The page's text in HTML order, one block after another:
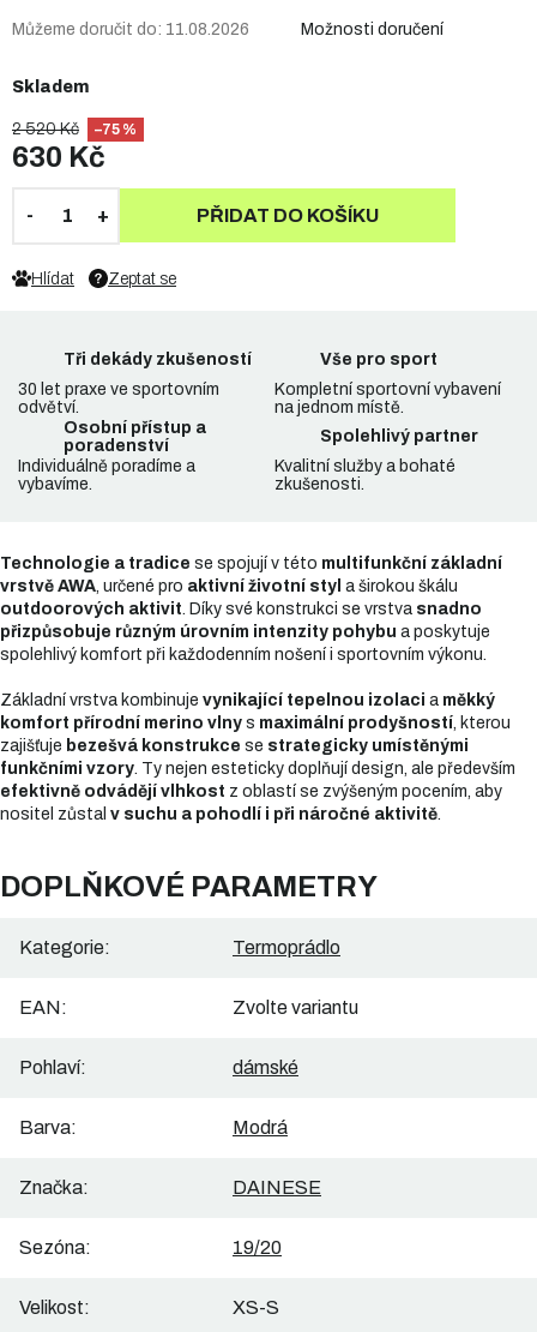
2 520 Kč –75 %
630 Kč
Skladem
Můžeme doručit do: 11.08.2026 Možnosti doručení
PŘIDAT DO KOŠÍKU
Zeptat se
Hlídat
Tři dekády zkušeností
30 let praxe ve sportovním
odvětví.
Vše pro sport
Kompletní sportovní vybavení
na jednom místě.
Osobní přístup a
poradenství
Individuálně poradíme a
vybavíme.
Spolehlivý partner
Kvalitní služby a bohaté
zkušenosti.
Technologie a tradice se spojují v této multifunkční základní
vrstvě AWA , určené pro aktivní životní styl a širokou škálu
outdoorových aktivit . Díky své konstrukci se vrstva snadno
přizpůsobuje různým úrovním intenzity pohybu a poskytuje
spolehlivý komfort při každodenním nošení i sportovním výkonu.
Základní vrstva kombinuje vynikající tepelnou izolaci a měkký
komfort přírodní merino vlny s maximální prodyšností , kterou
zajišťuje bezešvá konstrukce se strategicky umístěnými
funkčními vzory . Ty nejen esteticky doplňují design, ale především
efektivně odvádějí vlhkost z oblastí se zvýšeným pocením, aby
nositel zůstal v suchu a pohodlí i při náročné aktivitě
DOPLŇKOVÉ PARAMETRY
Kategorie: Termoprádlo
EAN: Zvolte variantu
Pohlaví: dámské
Barva: Modrá
Značka: DAINESE
Sezóna: 19/20
Velikost: XS-S